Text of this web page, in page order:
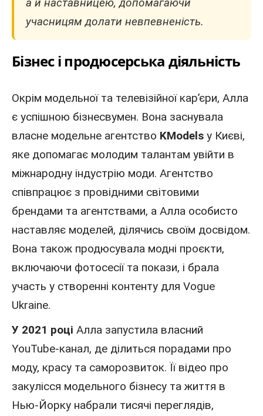
учасницям долати невпевненість.
Бізнес і продюсерська діяльність
Окрім модельної та телевізійної кар’єри, Алла
є успішною бізнесвумен. Вона заснувала
власне модельне агентство KModels у Києві,
яке допомагає молодим талантам увійти в
міжнародну індустрію моди. Агентство
співпрацює з провідними світовими
брендами та агентствами, а Алла особисто
наставляє моделей, ділячись своїм досвідом.
Вона також продюсувала модні проєкти,
включаючи фотосесії та покази, і брала
участь у створенні контенту для Vogue
Ukraine.
У 2021 році Алла запустила власний
YouTube-канал, де ділиться порадами про
моду, красу та саморозвиток. Її відео про
закулісся модельного бізнесу та життя в
Нью-Йорку набрали тисячі переглядів,